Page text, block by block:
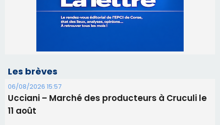
Les brèves
06/08/2026 15:57
Ucciani – Marché des producteurs à Cruculi le
11 août